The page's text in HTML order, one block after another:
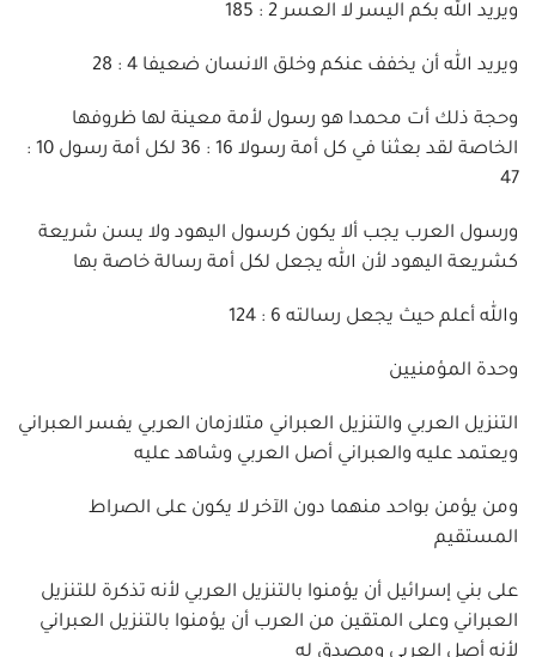
ويريد الله بكم اليسر لا العسر 2 : 185
ويريد الله أن يخفف عنكم وخلق الانسان ضعيفا 4 : 28
وحجة ذلك أت محمدا هو رسول لأمة معينة لها ظروفها
الخاصة لقد بعثنا في كل أمة رسولا 16 : 36 لكل أمة رسول 10 :
47
ورسول العرب يجب ألا يكون كرسول اليهود ولا يسن شريعة
كشريعة اليهود لأن الله يجعل لكل أمة رسالة خاصة بها
والله أعلم حيث يجعل رسالته 6 : 124
وحدة المؤمنيين
التنزيل العربي والتنزيل العبراني متلازمان العربي يفسر العبراني
ويعتمد عليه والعبراني أصل العربي وشاهد عليه
ومن يؤمن بواحد منهما دون الآخر لا يكون على الصراط
المستقيم
على بني إسرائيل أن يؤمنوا بالتنزيل العربي لأنه تذكرة للتنزيل
العبراني وعلى المتقين من العرب أن يؤمنوا بالتنزيل العبراني
لأنه أصل العربي ومصدق له